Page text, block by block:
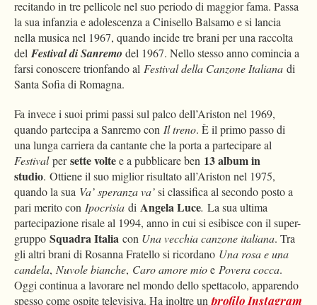
recitando in tre pellicole nel suo periodo di maggior fama. Passa
la sua infanzia e adolescenza a Cinisello Balsamo e si lancia
nella musica nel 1967, quando incide tre brani per una raccolta
del Festival di Sanremo del 1967. Nello stesso anno comincia a
farsi conoscere trionfando al Festival della Canzone Italiana di
Santa Sofia di Romagna.
Fa invece i suoi primi passi sul palco dell’Ariston nel 1969,
quando partecipa a Sanremo con Il treno. È il primo passo di
una lunga carriera da cantante che la porta a partecipare al
Festivalpersette voltee a pubblicare ben 13 album in
studio. Ottiene il suo miglior risultato all’Ariston nel 1975,
quando la sua Va’ speranza va’si classifica al secondo posto a
pari merito con Ipocrisia di Angela Luce. La sua ultima
partecipazione risale al 1994, anno in cui si esibisce con il super-
gruppo Squadra Italia con Una vecchia canzone italiana. Tra
gli altri brani di Rosanna Fratello si ricordano Una rosa e una
candela, Nuvole bianche, Caro amore mioe Povera cocca.
Oggi continua a lavorare nel mondo dello spettacolo, apparendo
spesso come ospite televisiva. Ha inoltre unprofilo Instagram